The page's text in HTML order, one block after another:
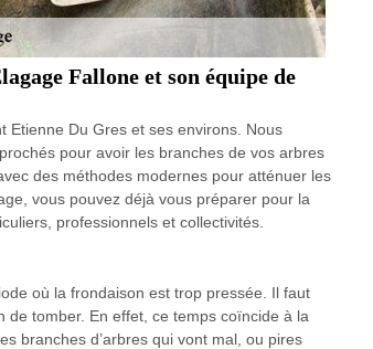
Fallone et son équipe de
Etienne Du Gres et ses environs. Nous
pour avoir les branches de vos arbres
des méthodes modernes pour atténuer les
vous pouvez déjà vous préparer pour la
professionnels et collectivités.
où la frondaison est trop pressée. Il faut
tomber. En effet, ce temps coïncide à la
branches d’arbres qui vont mal, ou pires